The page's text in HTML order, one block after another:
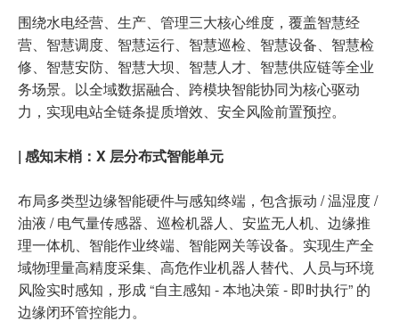
围绕水电经营、生产、管理三大核心维度，覆盖智慧经
营、智慧调度、智慧运行、智慧巡检、智慧设备、智慧检
修、智慧安防、智慧大坝、智慧人才、智慧供应链等全业
务场景。以全域数据融合、跨模块智能协同为核心驱动
力，实现电站全链条提质增效、安全风险前置预控。
| 感知末梢：X 层分布式智能单元
布局多类型边缘智能硬件与感知终端，包含振动 / 温湿度 /
油液 / 电气量传感器、巡检机器人、安监无人机、边缘推
理一体机、智能作业终端、智能网关等设备。实现生产全
域物理量高精度采集、高危作业机器人替代、人员与环境
风险实时感知，形成 “自主感知 - 本地决策 - 即时执行” 的
边缘闭环管控能力。